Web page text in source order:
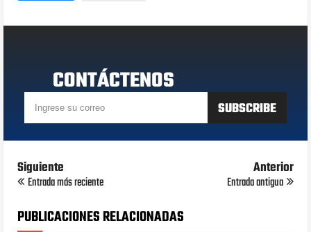
CONTÁCTENOS
Siguiente
Entrada más reciente
Anterior
Entrada antigua
PUBLICACIONES RELACIONADAS